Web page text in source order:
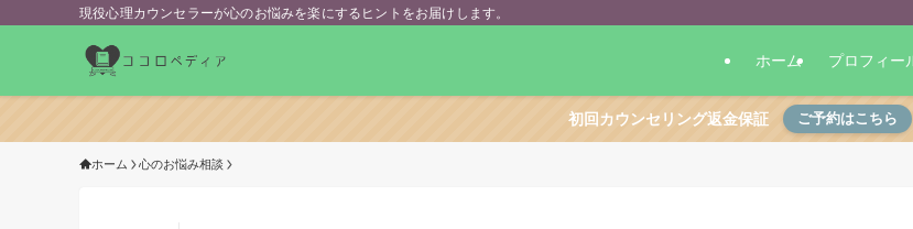
現役心理カウンセラーが心のお悩みを楽にするヒントをお届けします。
ホーム プロフィー
初回カウンセリング返金保証 ご予約はこちら
ホーム 心のお悩み相談